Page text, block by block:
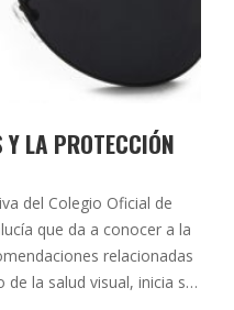
LA PROTECCIÓN
del Colegio Oficial de
que da a conocer a la
relacionadas
la salud visual, inicia su